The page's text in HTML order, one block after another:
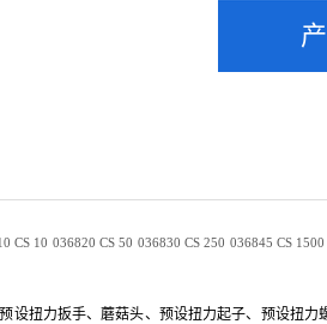
CS 10 036820 CS 50 036830 CS 250 036845 CS 1500
预设扭力扳手、蘑菇头、预设扭力起子、预设